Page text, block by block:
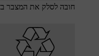
חובה לסלק את המצבר